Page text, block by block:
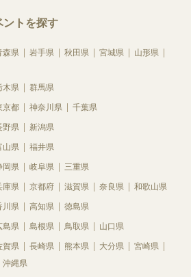
ントを探す
森県 岩手県 秋田県 宮城県
山形県
木県 群馬県
京都 神奈川県 千葉県
野県 新潟県
山県 福井県
岡県 岐阜県 三重県
庫県 京都府 滋賀県 奈良県 和歌山県
川県 高知県 徳島県
島県 島根県 鳥取県 山口県
賀県 長崎県 熊本県 大分県
宮崎県
沖縄県